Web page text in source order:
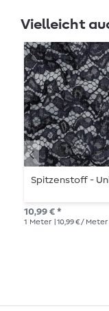
Vielleicht
Spitzenstoff -
10,99 € *
1 Meter | 10,99 € / Meter